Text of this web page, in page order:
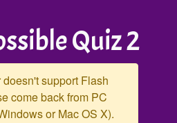
Quiz 2
support Flash
come back from PC
or Mac OS X).